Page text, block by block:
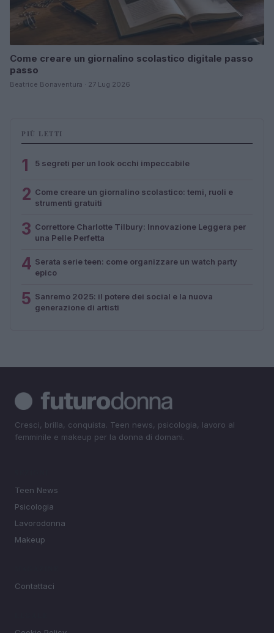
Come creare un giornalino scolastico digitale passo
passo
Beatrice Bonaventura · 27 Lug 2026
PIÙ LETTI
1 5 segreti per un look occhi impeccabile
2 Come creare un giornalino scolastico: temi, ruoli e
strumenti gratuiti
3 Correttore Charlotte Tilbury: Innovazione Leggera per
una Pelle Perfetta
4 Serata serie teen: come organizzare un watch party
epico
5 Sanremo 2025: il potere dei social e la nuova
generazione di artisti
Cresci, brilla, conquista. Teen news, psicologia, lavoro al
femminile e makeup per la donna di domani.
Teen News
Psicologia
Lavorodonna
Makeup
Contattaci